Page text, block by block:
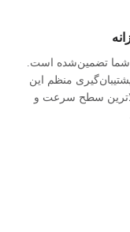
شما تضمین‌شده است.
منظم این
سطح سرعت و